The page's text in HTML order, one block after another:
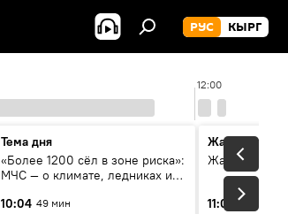
РУС КЫРГ
12:00
Тема дня
«Более 1200 сёл в зоне риска»:
МЧС — о климате, ледниках и
населения
10:04 49 мин
Жаңылыктар
11:01 3 мин